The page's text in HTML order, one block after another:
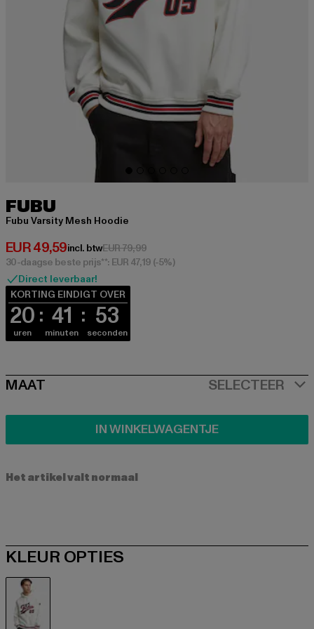
FUBU
Fubu Varsity Mesh Hoodie
EUR 49,59
Huidige prijs: EUR 49,59
incl. btwEUR 79,99Actieprijs: EUR 79,99
30-daagse beste prijs**: EUR 47,19 (-5%)
Direct leverbaar!
KORTING EINDIGT OVER
20
uren
41
minuten
52
seconden
SIZE
MAAT SELECTEER
IN WINKELWAGENTJE
Het artikel valt normaal
KLEUR OPTIES